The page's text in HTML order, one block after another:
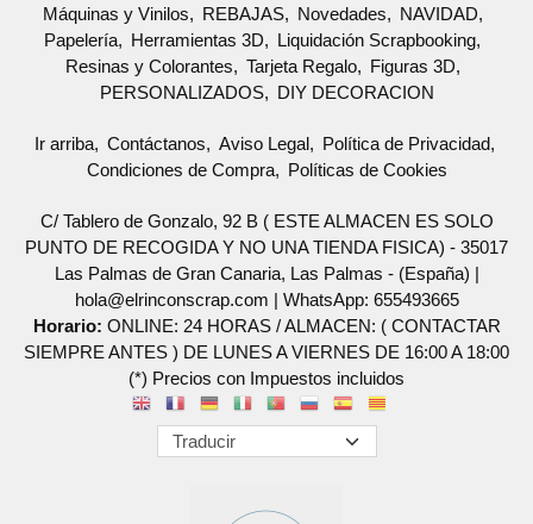
Máquinas y Vinilos
REBAJAS Novedades
NAVIDAD
Papelería
Herramientas 3D
Liquidación Scrapbooking
Resinas y Colorantes
Tarjeta Regalo
Figuras 3D
PERSONALIZADOS
DIY DECORACION
Ir arriba Contáctanos Aviso Legal
Política de Privacidad
Condiciones de Compra
Políticas de Cookies
C/ Tablero de Gonzalo, 92 B ( ESTE ALMACEN ES SOLO
PUNTO DE RECOGIDA Y NO UNA TIENDA FISICA) - 35017
Las Palmas de Gran Canaria, Las Palmas - (España) |
hola@elrinconscrap.com | WhatsApp: 655493665
Horario: ONLINE: 24 HORAS / ALMACEN: ( CONTACTAR
SIEMPRE ANTES ) DE LUNES A VIERNES DE 16:00 A 18:00
(*) Precios con Impuestos incluidos